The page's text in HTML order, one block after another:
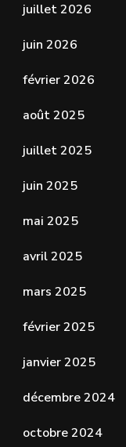
juillet 2026
juin 2026
février 2026
août 2025
juillet 2025
juin 2025
mai 2025
avril 2025
mars 2025
février 2025
janvier 2025
décembre 2024
octobre 2024